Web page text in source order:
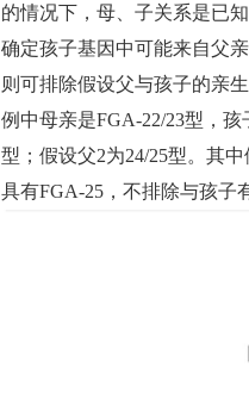
的情况下，母、子关系是已
确定孩子基因中可能来自父
则可排除假设父与孩子的亲
例中母亲是FGA-22/23型，
型；假设父2为24/25型。其
具有FGA-25，不排除与孩子